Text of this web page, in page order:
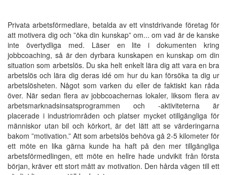
Privata arbetsförmedlare, betalda av ett vinstdrivande företag för
att motivera dig och ”öka din kunskap” om... om vad är de kanske
inte övertydliga med. Läser en lite i dokumenten kring
jobbcoaching, så är den dyrbara kunskapen en kunskap om din
situation som arbetslös. Du ska helt enkelt lära dig att vara en bra
arbetslös och lära dig deras idé om hur du kan försöka ta dig ur
arbetslösheten. Något som varken du eller de faktiskt kan råda
över. När sedan flera av jobbcoachernas lokaler, liksom flera av
arbetsmarknadsinsatsprogrammen och -aktiviteterna är
placerade i industriområden och platser mycket otillgängliga för
människor utan bil och körkort, är det lätt att se värderingarna
bakom ”motivation.” Att som arbetslös behöva gå 2-5 kilometer för
ett möte en lika gärna kunde ha haft på den mer tillgängliga
arbetsförmedlingen, ett möte en hellre hade undvikit från första
början, kräver ett stort mått av motivation. Den hårda vägen till ett